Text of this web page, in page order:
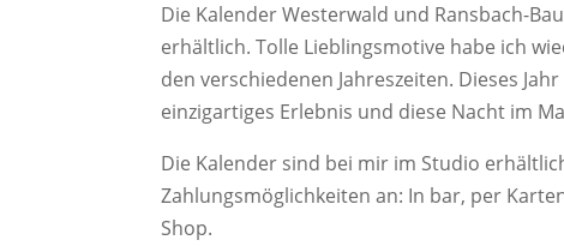
Die Kalender Westerwald und Ransbach-
erhältlich. Tolle Lieblingsmotive habe ich
den verschiedenen Jahreszeiten. Dieses
einzigartiges Erlebnis und diese Nacht im
Die Kalender sind bei mir im Studio
Zahlungsmöglichkeiten an: In bar, per
Shop.